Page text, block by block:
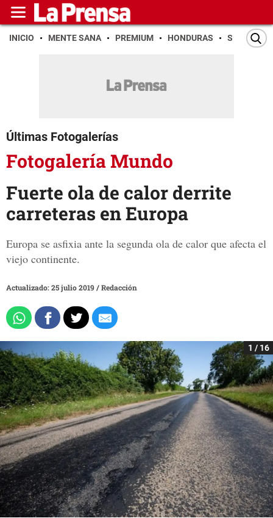
INICIO MENTE SANA PREMIUM HONDURAS SAN PEDRO
Últimas Fotogalerías
Fotogalería Mundo
Fuerte ola de calor derrite
carreteras en Europa
Europa se asfixia ante la segunda ola de calor que afecta el
viejo continente.
Actualizado: 25 julio 2019/Redacción
1 / 16